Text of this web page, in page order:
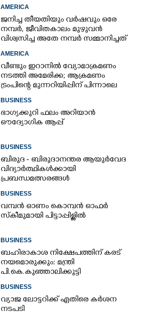
AMERICA
ജനിച്ച തീയതിയും വർഷവും ഒരേ
നമ്പർ, ജീവിതകാലം മുഴുവൻ
വിശ്വസിച്ച അതേ നമ്പർ സമ്മാനിച്ചത്
AMERICA
വീണ്ടും ഇറാനിൽ വ്യോമാക്രമണം
നടത്തി അമേരിക്ക; ആക്രമണം
ട്രംപിന്റെ മുന്നറിയിപ്പിന് പിന്നാലെ
BUSINESS
ഭാഗ്യക്കുറി ഫലം അറിയാൻ
ഔദ്യോഗിക ആപ്പ്
BUSINESS
ബിരുദ - ബിരുദാനന്തര ആയുർവേദ
വിദ്യാർത്ഥികൾക്കായി
പ്രബന്ധമത്സരങ്ങൾ
BUSINESS
വമ്പൻ ഓണം കൊമ്പൻ ഓഫർ
സ്കീമുമായി പിട്ടാപ്പിള്ളിൽ
BUSINESS
ബഹിരാകാശ നിക്ഷേപത്തിന് കരട്
നയമൊരുക്കും: മന്ത്രി
പി.കെ.കുഞ്ഞാലിക്കുട്ടി
BUSINESS
വ്യാജ ലോട്ടറിക്ക് എതിരെ കർശന
നടപടി